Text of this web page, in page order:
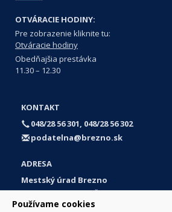
Používame cookies
OTVÁRACIE HODINY:
Pre zobrazenie kliknite tu:
Otváracie hodiny
Obedňajšia prestávka
11.30 – 12.30
KONTAKT
048/28 56 301, 048/28 56 302
podatelna@brezno.sk
ADRESA
Mestský úrad Brezno
Námestie gen. M. R. Štefánika 1
977 01 Brezno